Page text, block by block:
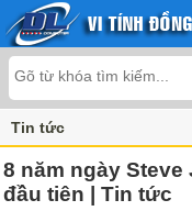
Tin tức
8 năm ngày Steve
đầu tiên | Tin tức